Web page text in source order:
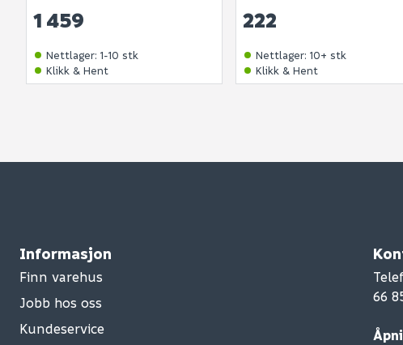
1 459
Nettlager: 1-10 stk
Klikk & Hent
222
Nettlager:10+ stk
Klikk & Hent
Informasjon
Finn varehus
Jobb hos oss
Kundeservice
66